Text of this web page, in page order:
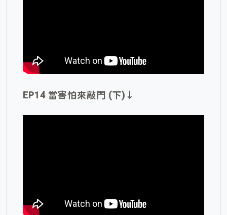
EP14 當害怕來敲門 (下) ↓